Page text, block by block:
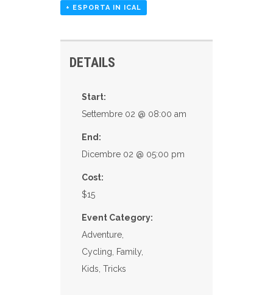
+ ESPORTA IN ICAL
DETAILS
Start:
Settembre 02 @ 08:00 am
End:
Dicembre 02 @ 05:00 pm
Cost:
$15
Event Category:
Adventure,
Cycling
Family,
Kids Tricks